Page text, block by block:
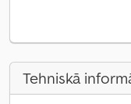
Tehniskā